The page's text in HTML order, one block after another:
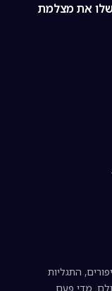
שלו את מצלמת
התגליות
מדי פעם